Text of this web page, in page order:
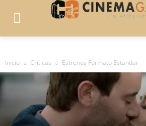
Inicio Críticas Estrenos Formato Estandar